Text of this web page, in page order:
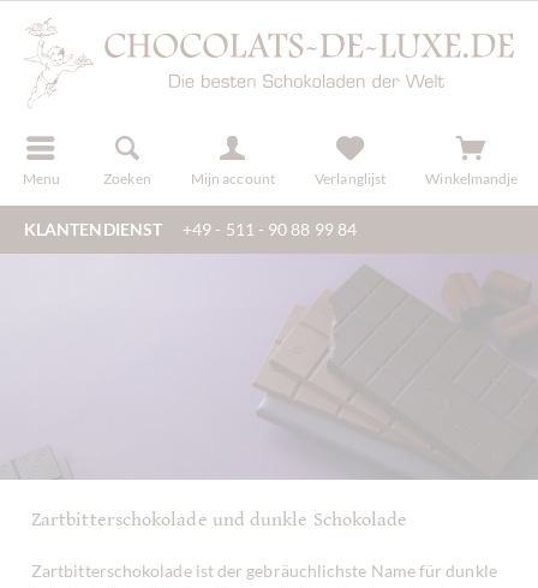
Menu Zoeken Mijn account
registreren Verlanglijst Winkelmandje
KLANTENDIENST +49 - 511 - 90 88 99 84
Zartbitterschokolade und dunkle Schokolade
Zartbitterschokolade ist der gebräuchlichste Name für dunkle